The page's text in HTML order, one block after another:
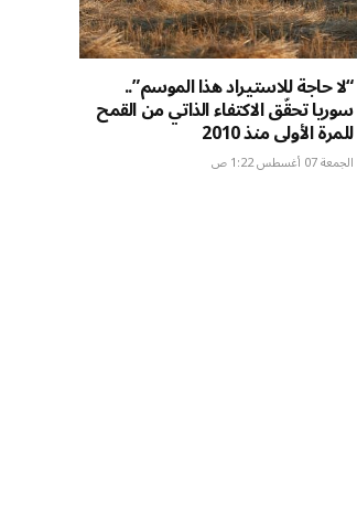
“لا حاجة للاستيراد هذا الموسم”..
سوريا تحقّق الاكتفاء الذاتي من القمح
للمرة الأولى منذ 2010
الجمعة 07 أغسطس 1:22 ص